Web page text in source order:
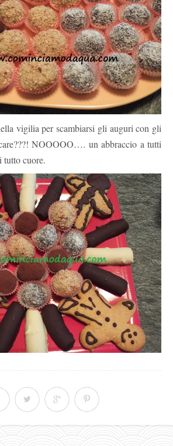
vigilia per scambiarsi gli auguri con gli
NOOOOO…. un abbraccio a tutti
cuore.